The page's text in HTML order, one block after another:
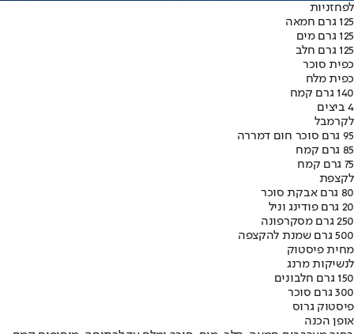
לפחזניות
125 גרם חמאה
125 גרם מים
125 גרם חלב
כפית סוכר
כפית מלח
140 גרם קמח
4 ביצים
לקרמבל
95 גרם סוכר חום דמררה
85 גרם קמח
75 גרם קמח
לקצפת
80 גרם אבקת סוכר
20 גרם פודינג וניל
250 גרם מסקרפונה
500 גרם שמנת להקצפה
מחית פיסטוק
לנשיקות מרנג
150 גרם חלבונים
300 גרם סוכר
פיסטוק גרוס
אופן הכנה